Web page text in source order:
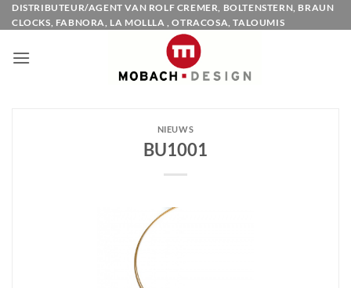
Ga
naar
DISTRIBUTEUR/AGENT VAN ROLF CREMER, BOLTENSTERN, BRAUN
CLOCKS, FABNORA, LA MOLLLA , OTRACOSA, TALOUMIS
NIEUWS
BU1001